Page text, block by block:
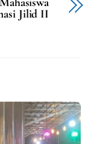
Jilid II